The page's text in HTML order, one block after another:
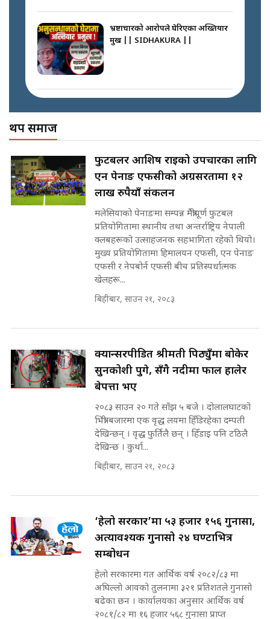
वैधानिकता || Cannabis legalized
|| Court Grievances Directly to
the Supreme Court ||
SIDHAKURA
इनड्राइभ || SIDHAKURA ||
राष्ट्रिय सवालमा ९ दल एकजुट ||
Prachanda, Rabi, Gagan Stand
on the Same Page ||
SIDHAKURA ||
सहकारी पीडितसँग मन्त्री प्रतिभा रावलले
भनिन्–साथ दिनुहोस्, दबाब होइन ||
Sidhakura || Pratibha Rawal
कहिले बन्ला चक्रपथ ? विस्तार कार्यमा
Expansion Dilemma |
SIDHAKURA |
पटकपटक भावुक बने गृहमन्त्री सुदन
भ्रष्टाचारको आरोपले घेरिएका अख्तियार
प्रमुख || SIDHAKURA ||
SIDHAKURA
पोप्पोको पासोः कमाउने लोभमा घरबार नै
उठिबास | The Dark Side of
'Poppo Live'-SIDHAKURA
INVESTIGATION
मन्त्री आउने बित्तिकै सुरु भएको थियो
घुसको डिल || Raj Kumar Gupta ||
SIDHAKURA ||
भूमिसुधार मन्त्रीलाई जोगाइदै ! ||
SIDHAKURA ||
७८ लाख घुस खाने मन्त्री ! जोगाउने
प्रधानमन्त्री ? || SIDHAKURA ||
SIDHAKURA INVESTIGATION
||
SIDHAKURA |
मन्त्री राजकुमारलाई घुस दिने विचौलीया
पूर्व मन्त्री रञ्जिता || SIDHAKURA
||
थप समाज
फुटबलर आशिष राईको उपचारका लागि
एन पेनाङ एफसीको अग्रसरतामा १२
लाख रुपैयाँ संकलन
मलेसियाको पेनाङमा सम्पन्न मैत्रीपूर्ण फुटबल
प्रतियोगितामा स्थानीय तथा अन्तर्राष्ट्रिय नेपाली
क्लबहरूको उत्साहजनक सहभागिता रहेको थियो।
मुख्य प्रतियोगितामा हिमालयन एफसी, एन पेनाङ
एफसी र नेपबोर्न एफसी बीच प्रतिस्पर्धात्मक
खेलहरू...
बिहीबार, साउन २१, २०८३
क्यान्सरपीडित श्रीमती पिठ्युँमा बोकेर
सुनकोशी पुगे, सँगै नदीमा फाल हालेर
बेपत्ता भए
२०८३ साउन २० गते साँझ ५ बजे । दोलालघाटको
भित्री बजारमा एक वृद्ध लयमा हिँडिरहेका दम्पती
देखिन्छन् । वृद्ध फुर्तिलै छन् । हिँडाइ पनि टठिलै
देखिन्छ । कुर्था...
बिहीबार, साउन २१, २०८३
‘हेलो सरकार’मा ५३ हजार १५६ गुनासा,
अत्यावश्यक गुनासो २४ घण्टाभित्र
सम्बोधन
हेलो सरकारमा गत आर्थिक वर्ष २०८२/८३ मा
अघिल्लो आवको तुलनामा ३२१ प्रतिशतले गुनासो
बढेका छन । कार्यालयका अनुसार आर्थिक वर्ष
२०८१/८२ मा १६ हजार ५६८ गुनासा प्राप्त